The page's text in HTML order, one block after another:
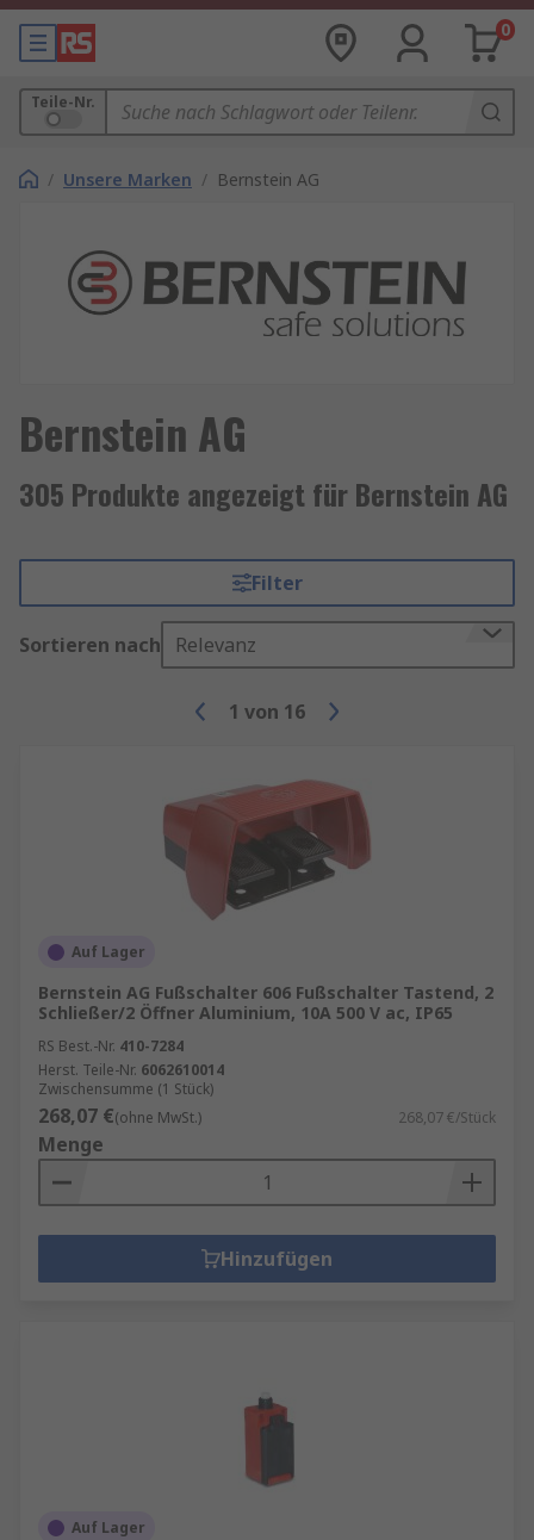
0
Teile-Nr.
/ Unsere Marken / Bernstein AG
Bernstein AG
305 Produkte angezeigt für Bernstein AG
Filter
Sortieren nach Relevanz
1 von 16
Auf Lager
Bernstein AG Fußschalter 606 Fußschalter Tastend, 2
Schließer/2 Öffner Aluminium, 10A 500 V ac, IP65
RS Best.-Nr. 410-7284
Herst. Teile-Nr. 6062610014
Zwischensumme (1 Stück)
268,07 €(ohne MwSt.) 268,07 €/Stück
Menge
Hinzufügen
Auf Lager